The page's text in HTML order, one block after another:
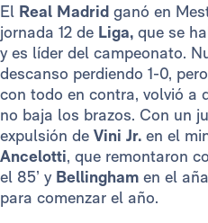
El Real Madrid ganó en
jornada 12 de Liga, que se
y es líder del campeonato.
descanso perdiendo 1-0,
con todo en contra, volvió a
no baja los brazos. Con un
expulsión de Vini Jr. en el
Ancelotti, que remontaron
el 85’ y Bellingham en el
para comenzar el año.